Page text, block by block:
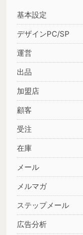
基本設定
デザインPC/SP
運営
出品
加盟店
顧客
受注
在庫
メール
メルマガ
ステップメール
広告分析